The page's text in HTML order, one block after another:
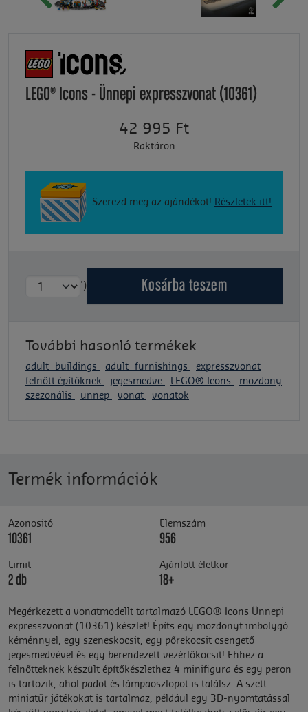
LEGO® Icons - Ünnepi expresszvonat (10361)
42 995 Ft
Raktáron
Szerezd meg az ajándékot! Részletek itt!
') Kosárba teszem
További hasonló termékek
adult_buildings adult_furnishings
expresszvonat
felnőtt építőknek
jegesmedve LEGO® Icons
mozdony
szezonális
ünnep vonat vonatok
Termék információk
Azonositó
10361
Elemszám
956
Limit
2 db
Ajánlott életkor
18+
Megérkezett a vonatmodellt tartalmazó LEGO® Icons Ünnepi
expresszvonat (10361) készlet! Építs egy mozdonyt imbolygó
kéménnyel, egy szeneskocsit, egy pőrekocsit csengető
jegesmedvével és egy berendezett vezérlőkocsit! Ehhez a
felnőtteknek készült építőkészlethez 4 minifigura és egy peron
is tartozik, ahol padot és lámpaoszlopot is találsz. A szett
miniatűr játékokat is tartalmaz, például egy 3D-nyomtatással